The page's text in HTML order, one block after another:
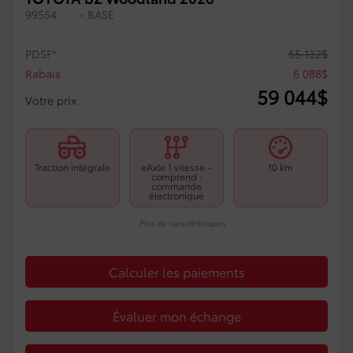
99554 – BASE
PDSF* 65 132$
Rabais
6 088$
Votre prix
59 044$
Traction intégrale eAxle 1 vitesse -
comprend :
commande
électronique
10 km
Plus de caractéristiques
Calculer les paiements
Évaluer mon échange